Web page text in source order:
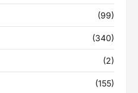
(99)
(340)
(2)
(155)